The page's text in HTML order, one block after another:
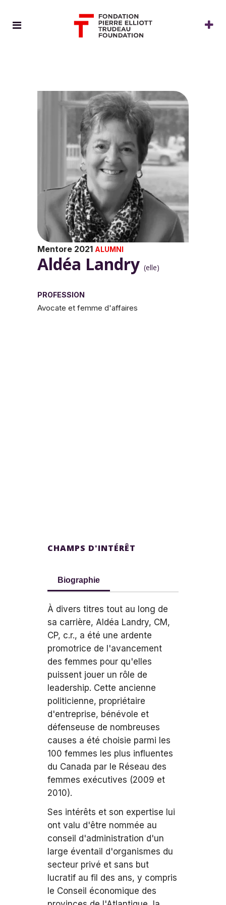
Mentore 2021 ALUMNI
Aldéa Landry (elle)
PROFESSION
Avocate et femme d'affaires
CHAMPS D'INTÉRÊT
Biographie
À divers titres tout au long de
sa carrière, Aldéa Landry, CM,
CP, c.r., a été une ardente
promotrice de l'avancement
des femmes pour qu'elles
puissent jouer un rôle de
leadership. Cette ancienne
politicienne, propriétaire
d'entreprise, bénévole et
défenseuse de nombreuses
causes a été choisie parmi les
100 femmes les plus influentes
du Canada par le Réseau des
femmes exécutives (2009 et
2010).
Ses intérêts et son expertise lui
ont valu d'être nommée au
conseil d'administration d'un
large éventail d'organismes du
secteur privé et sans but
lucratif au fil des ans, y compris
le Conseil économique des